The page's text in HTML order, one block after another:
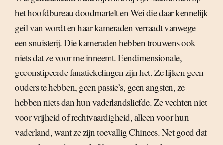
het hoofdbureau doodmartelt en Wei die daar kennelijk
geil van wordt en haar kameraden verraadt vanwege
een snuisterij. Die kameraden hebben trouwens ook
niets dat ze voor me inneemt. Eendimensionale,
geconstipeerde fanatiekelingen zijn het. Ze lijken geen
ouders te hebben, geen passie’s, geen angsten, ze
hebben niets dan hun vaderlandsliefde. Ze vechten niet
voor vrijheid of rechtvaardigheid, alleen voor hun
vaderland, want ze zijn toevallig Chinees. Net goed dat